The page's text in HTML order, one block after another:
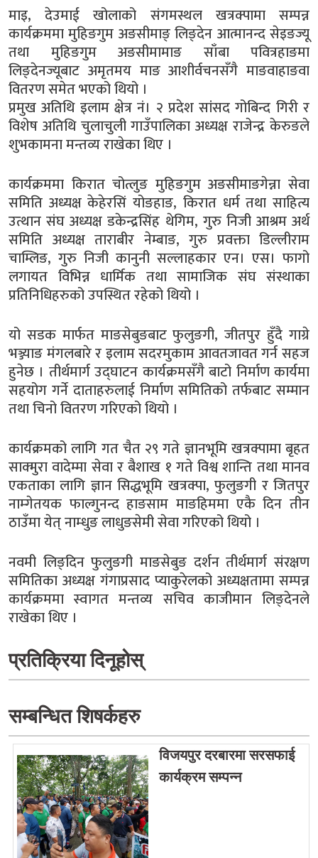
माइ, देउमाई खोलाको संगमस्थल खत्रक्पामा सम्पन्न
कार्यक्रममा मुहिङगुम अङसीमाङ् लिङ्देन आत्मानन्द सेइङज्यू
तथा मुहिङगुम अङसीमामाङ साँबा पवित्रहाङमा
लिङ्देनज्यूबाट अमृतमय माङ आशीर्वचनसँगै माङवाहाङवा
वितरण समेत भएको थियो ।
प्रमुख अतिथि इलाम क्षेत्र नं। २ प्रदेश सांसद गोबिन्द गिरी र
विशेष अतिथि चुलाचुली गाउँपालिका अध्यक्ष राजेन्द्र केरुङले
शुभकामना मन्तव्य राखेका थिए ।
कार्यक्रममा किरात चोत्लुङ मुहिङगुम अङसीमाङगेन्ना सेवा
समिति अध्यक्ष केहेरसिं योङहाङ, किरात धर्म तथा साहित्य
उत्थान संघ अध्यक्ष डकेन्द्रसिंह थेगिम, गुरु निजी आश्रम अर्थ
समिति अध्यक्ष ताराबीर नेम्बाङ, गुरु प्रवक्ता डिल्लीराम
चाम्लिङ, गुरु निजी कानुनी सल्लाहकार एन। एस। फागो
लगायत विभिन्न धार्मिक तथा सामाजिक संघ संस्थाका
प्रतिनिधिहरुको उपस्थित रहेको थियो ।
यो सडक मार्फत माङसेबुङबाट फुलुङगी, जीतपुर हुँदै गाग्रे
भञ्ज्याङ मंगलबारे र इलाम सदरमुकाम आवतजावत गर्न सहज
हुनेछ । तीर्थमार्ग उद्घाटन कार्यक्रमसँगै बाटो निर्माण कार्यमा
सहयोग गर्ने दाताहरुलाई निर्माण समितिको तर्फबाट सम्मान
तथा चिनो वितरण गरिएको थियो ।
कार्यक्रमको लागि गत चैत २९ गते ज्ञानभूमि खत्रक्पामा बृहत
साक्मुरा वादेम्मा सेवा र बैशाख १ गते विश्व शान्ति तथा मानव
एकताका लागि ज्ञान सिद्धभूमि खत्रक्पा, फुलुङगी र जितपुर
नाम्गेतयक फाल्गुनन्द हाङसाम माङहिममा एकै दिन तीन
ठाउँमा येत् नाम्धुङ लाधुङसेमी सेवा गरिएको थियो ।
नवमी लिङ्दिन फुलुङगी माङसेबुङ दर्शन तीर्थमार्ग संरक्षण
समितिका अध्यक्ष गंगाप्रसाद प्याकुरेलको अध्यक्षतामा सम्पन्न
कार्यक्रममा स्वागत मन्तव्य सचिव काजीमान लिङ्देनले
राखेका थिए ।
प्रतिक्रिया दिनूहोस्
सम्बन्धित शिषर्कहरु
विजयपुर दरबारमा सरसफाई
कार्यक्रम सम्पन्न